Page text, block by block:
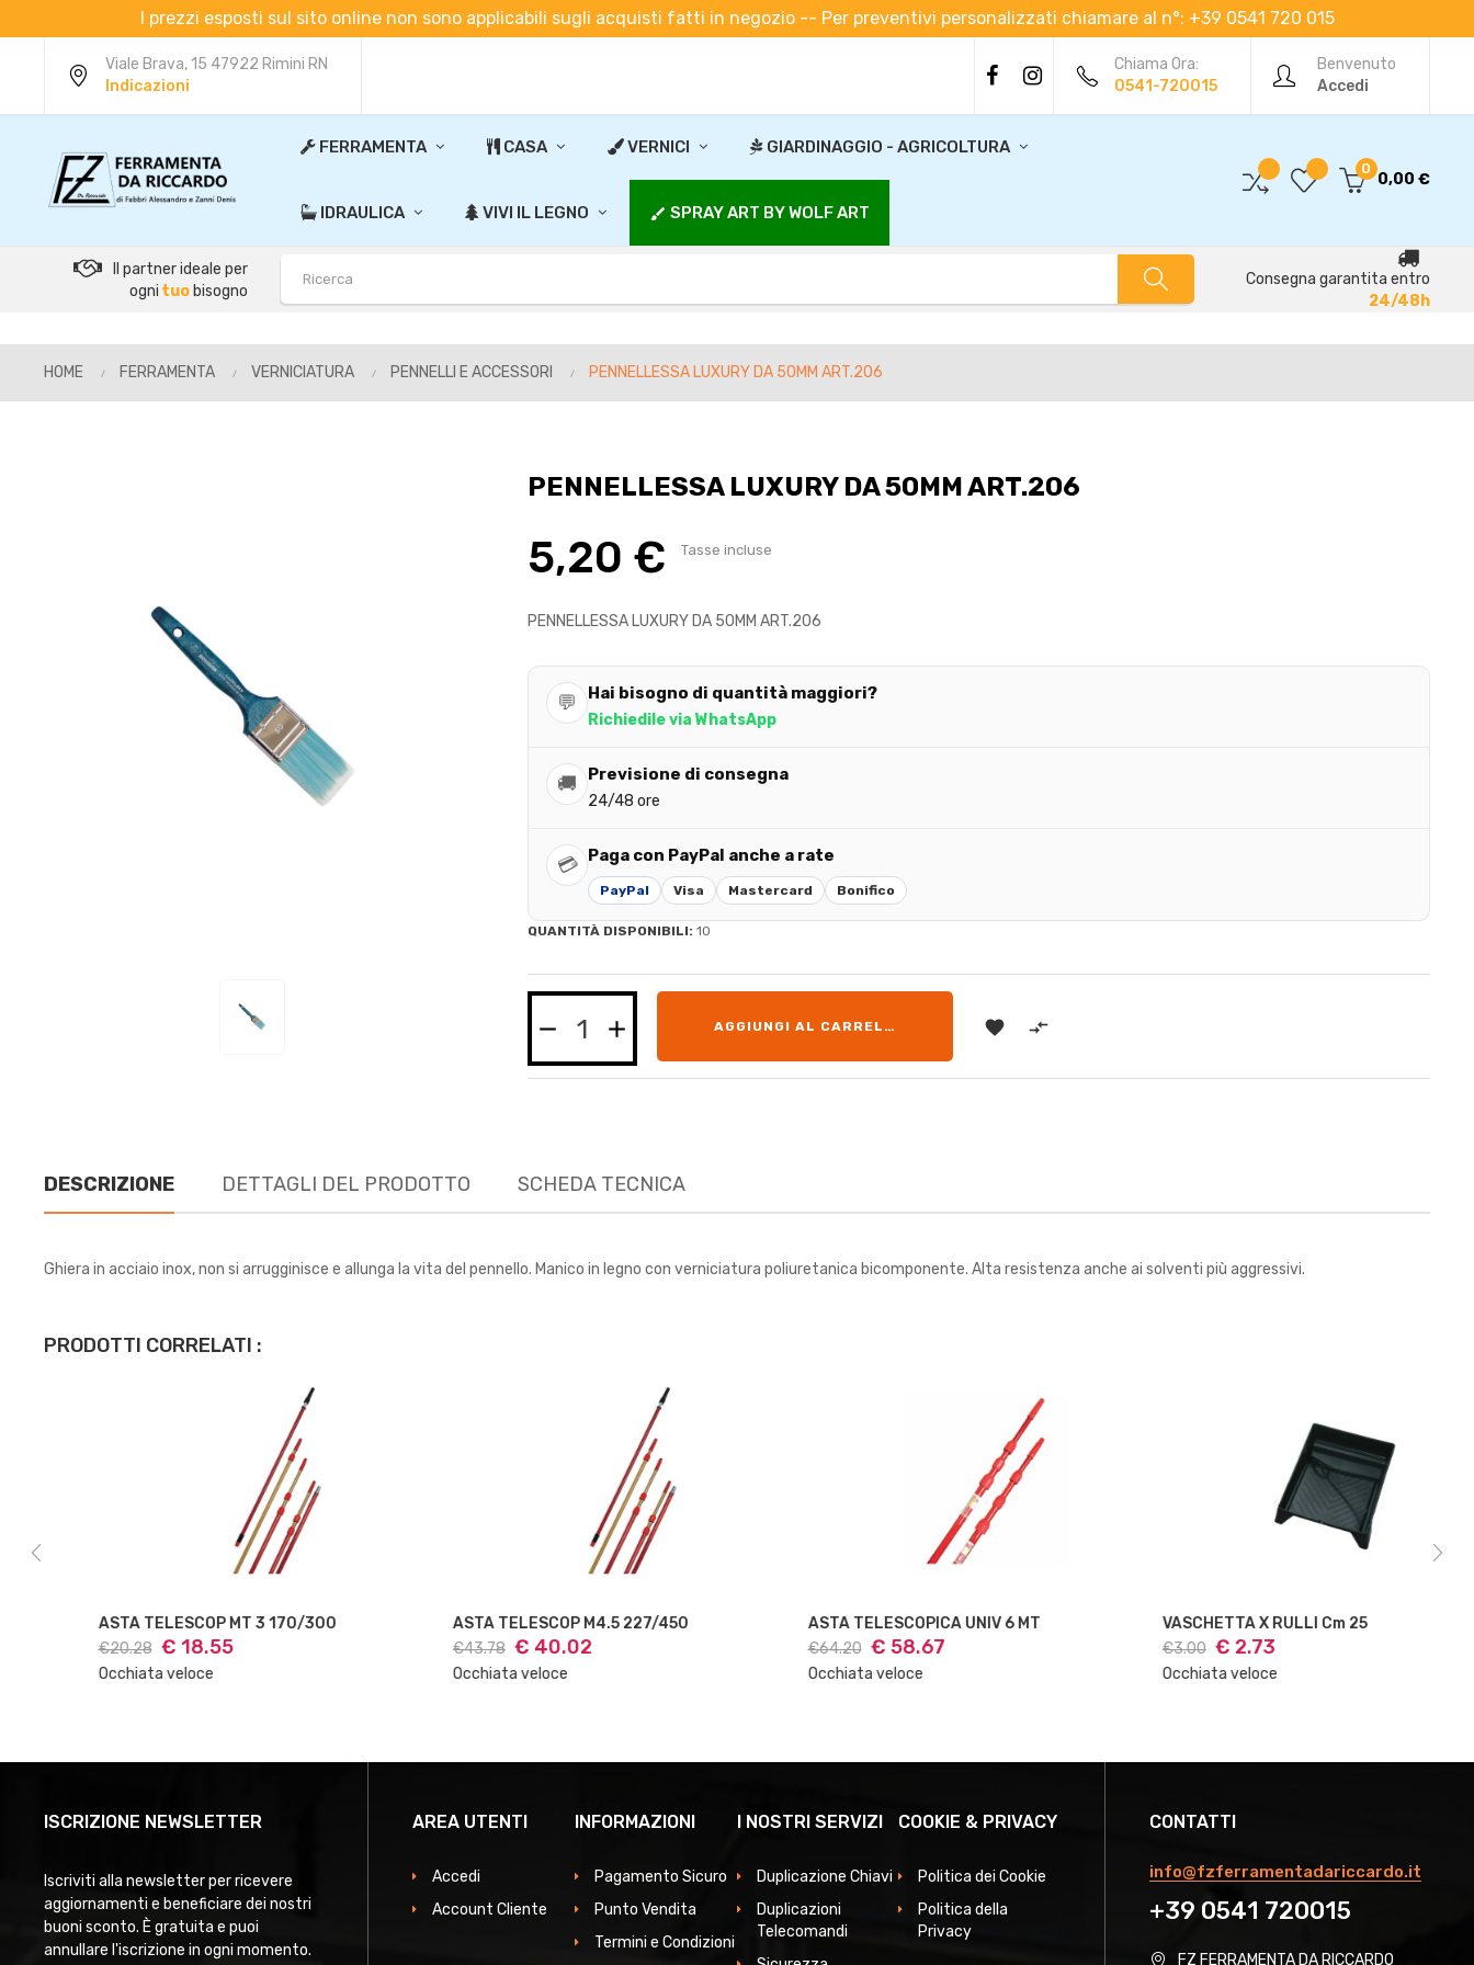
I prezzi esposti sul sito online non sono applicabili sugli acquisti fatti in negozio -- Per preventivi personalizzati chiamare al n°: +39 0541 720 015
Viale Brava, 15 47922 Rimini RN
Indicazioni
Benvenuto
Accedi
Chiama Ora:
0541-720015
FERRAMENTA CASA VERNICI GIARDINAGGIO - AGRICOLTURA
IDRAULICA VIVI IL LEGNO brush SPRAY ART BY WOLF ART
0
0,00 €
Il partner ideale per
ogni tuo bisogno
Consegna garantita entro
24/48h
HOME FERRAMENTA VERNICIATURA PENNELLI E ACCESSORI PENNELLESSA LUXURY DA 50MM ART.206
PENNELLESSA LUXURY DA 50MM ART.206
5,20 € Tasse incluse
PENNELLESSA LUXURY DA 50MM ART.206
💬 Hai bisogno di quantità maggiori?
Richiedile via WhatsApp
🚚 Previsione di consegna
24/48 ore
💳 Paga con PayPal anche a rate
PayPal Visa Mastercard Bonifico
QUANTITÀ DISPONIBILI: 10
AGGIUNGI AL CARRELLO  
DESCRIZIONE DETTAGLI DEL PRODOTTO SCHEDA TECNICA
Ghiera in acciaio inox, non si arrugginisce e allunga la vita del pennello. Manico in legno con verniciatura poliuretanica bicomponente. Alta resistenza anche ai solventi più aggressivi.
PRODOTTI CORRELATI :
ASTA TELESCOP MT 3 170/300
€ 18.55
Occhiata veloce
ASTA TELESCOP M4.5 227/450
€ 40.02
Occhiata veloce
ASTA TELESCOPICA UNIV 6 MT
€ 58.67
Occhiata veloce
VASCHETTA X RULLI Cm 25
€ 2.73
Occhiata veloce
ISCRIZIONE NEWSLETTER
Iscriviti alla newsletter per ricevere
aggiornamenti e beneficiare dei nostri
buoni sconto. È gratuita e puoi
annullare l'iscrizione in ogni momento.
CONTATTI
info@fzferramentadariccardo.it
+39 0541 720015
FZ FERRAMENTA DA RICCARDO
AREA UTENTI
Accedi
Account Cliente
INFORMAZIONI
Pagamento Sicuro
Punto Vendita
Termini e Condizioni
I NOSTRI SERVIZI
Duplicazione Chiavi
Duplicazioni
Telecomandi
COOKIE & PRIVACY
Politica dei Cookie
Politica della
Privacy